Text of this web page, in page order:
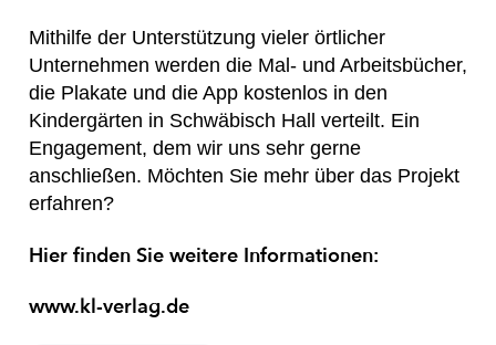
Mithilfe der Unterstützung vieler örtlicher
Unternehmen werden die Mal- und Arbeitsbücher,
die Plakate und die App kostenlos in den
Kindergärten in Schwäbisch Hall verteilt. Ein
Engagement, dem wir uns sehr gerne
anschließen. Möchten Sie mehr über das Projekt
erfahren?
Hier finden Sie weitere Informationen:
www.kl-verlag.de